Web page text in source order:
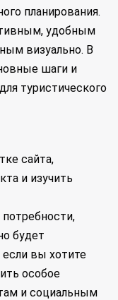
планирования.
удобным
визуально. В
шаги и
туристического
сайта,
и изучить
будет
вы хотите
особое
и социальным